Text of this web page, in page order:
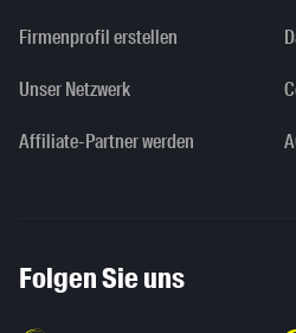
Firmenprofil erstellen
Unser Netzwerk
Affiliate-Partner werden
Folgen Sie uns